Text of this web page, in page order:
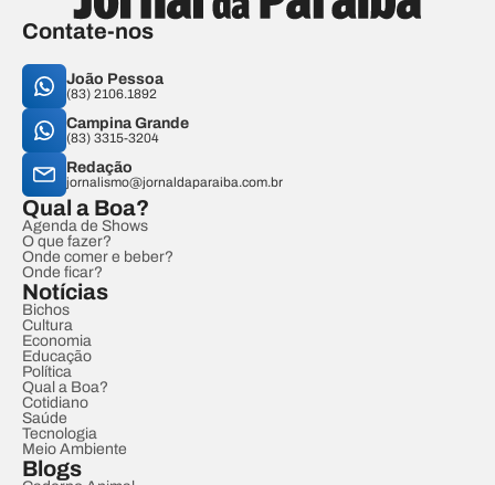
Contate-nos
João Pessoa
(83) 2106.1892
Campina Grande
(83) 3315-3204
Redação
jornalismo@jornaldaparaiba.com.br
Qual a Boa?
Agenda de Shows
O que fazer?
Onde comer e beber?
Onde ficar?
Notícias
Bichos
Cultura
Economia
Educação
Política
Qual a Boa?
Cotidiano
Saúde
Tecnologia
Meio Ambiente
Blogs